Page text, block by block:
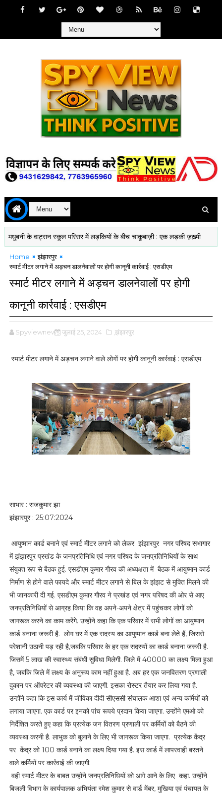
के वाट्सन स्कूल परिसर में लड़कियों के बीच चाकूबाज़ी : एक लड़की ज़ख़्मी महिलाओं
Home
झंझारपुर
स्मार्ट मीटर लगाने में अड़चन डालनेवालों पर होगी कानूनी कार्रवाई : एसडीएम
स्मार्ट मीटर लगाने में अड़चन डालनेवालों पर होगी
कानूनी कार्रवाई : एसडीएम
Spyviewnews जुलाई 25, 2024 ,झंझारपुर
स्मार्ट मीटर लगाने में अड़चन लगाने वाले लोगों पर होगी कानूनी कार्रवाई : एसडीएम
साभार : राजकुमार झा
झंझारपुर : 25:07:2024
आयुष्मान कार्ड बनाने एवं स्मार्ट मीटर लगाने को लेकर झंझारपुर नगर परिषद सभागार
में झंझारपुर प्रखंड के जनप्रतिनिधि एवं नगर परिषद के जनप्रतिनिधियों के साथ
संयुक्त रूप से बैठक हुई. एसडीएम कुमार गौरव की अध्यक्षता में बैठक में आयुष्मान कार्ड
निर्माण से होने वाले फायदे और स्मार्ट मीटर लगाने से बिल के झंझट से मुक्ति मिलने की
भी जानकारी दी गई. एसडीएम कुमार गौरव ने प्रखंड एवं नगर परिषद की ओर से आए
जनप्रतिनिधियों से आग्रह किया कि वह अपने-अपने क्षेत्र में पहुंचकर लोगों को
जागरूक करने का काम करेंगे. उन्होंने कहा कि एक परिवार में सभी लोगों का आयुष्मान
कार्ड बनाना जरूरी है. लोग घर में एक सदस्य का आयुष्मान कार्ड बना लेते हैं, जिससे
परेशानी उठानी पड़ रही है,जबकि परिवार के हर एक सदस्यों का कार्ड बनाना जरूरी है.
जिसमें 5 लाख की स्वास्थ्य संबंधी सुविधा मिलेगी. जिले में 40000 का लक्ष्य मिला हुआ
है, जबकि जिले में लक्ष्य के अनुरूप काम नहीं हुआ है. अब हर एक जनवितरण प्रणाली
दुकान पर ऑपरेटर की व्यवस्था की जाएगी. इसका रोस्टर तैयार कर लिया गया है.
उन्होंने कहा कि इस कार्य में जीविका दीदी सीएससी संचालक आशा एवं अन्य कर्मियों को
लगाया जाएगा. एक कार्ड पर इनको पांच रूपये प्रदान किया जाएगा. उन्होंने एमओ को
निर्देशित करते हुए कहा कि प्रत्येक जन वितरण प्रणाली पर कर्मियों को बैठने की
व्यवस्था करनी है. लाभुक को बुलाने के लिए भी जागरूक किया जाएगा. प्रत्येक केंद्र
पर केंद्र को 100 कार्ड बनाने का लक्ष्य दिया गया है. इस कार्ड में लापरवाही बरतने
वाले कर्मियों पर कार्रवाई की जाएगी.
वही स्मार्ट मीटर के बाबत उन्होंने जनप्रतिनिधियों को आगे आने के लिए कहा. उन्होंने
बिजली विभाग के कार्यपालक अभियंता रमेश कुमार से वार्ड मेंबर, मुखिया एवं पंचायत के